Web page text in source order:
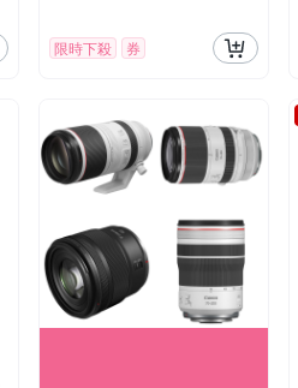
限時下殺 券